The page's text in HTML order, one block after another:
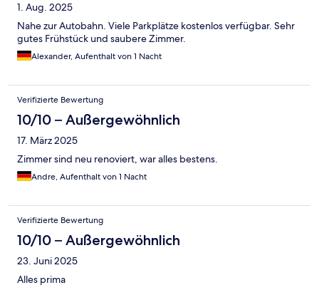
1. Aug. 2025
Nahe zur Autobahn. Viele Parkplätze kostenlos verfügbar. Sehr
gutes Frühstück und saubere Zimmer.
Alexander, Aufenthalt von 1 Nacht
Verifizierte Bewertung
10/10 – Außergewöhnlich
17. März 2025
Zimmer sind neu renoviert, war alles bestens.
Andre, Aufenthalt von 1 Nacht
Verifizierte Bewertung
10/10 – Außergewöhnlich
23. Juni 2025
Alles prima